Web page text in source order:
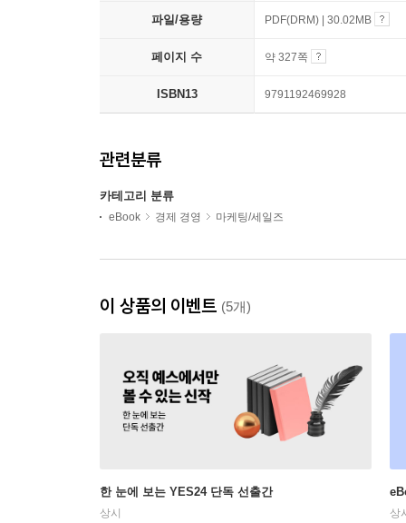
파일/용량 PDF(DRM) | 30.02MB
페이지 수 약 327쪽
ISBN13 9791192469928
관련분류
카테고리 분류
eBook 경제 경영 마케팅/세일즈
이 상품의 이벤트 (5개)
한 눈에 보는 YES24 단독 선출간
상시 상